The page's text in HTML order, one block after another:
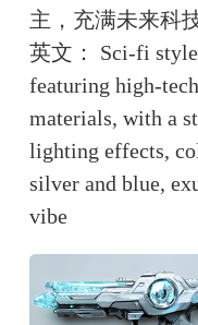
主，充满未来科
英文： Sci-fi
featuring high-
materials, with a
lighting effects,
silver and blue,
vibe